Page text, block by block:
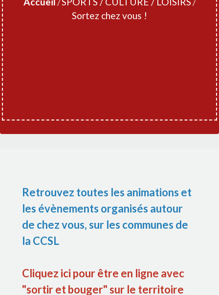
/ /
Sortez chez vous !
Retrouvez toutes les animations et
les évènements organisés autour
de chez vous, sur les communes de
la CCSL
Cliquez ici pour être en ligne avec
"sortir et bouger" sur le territoire